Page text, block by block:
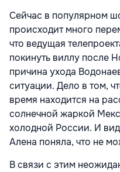
Сейчас в популярном
происходит много
что ведущая
покинуть виллу после
причина ухода
ситуации. Дело в том,
время находится на
солнечной жаркой
холодной России. И
Алена поняла, что не
В связи с этим